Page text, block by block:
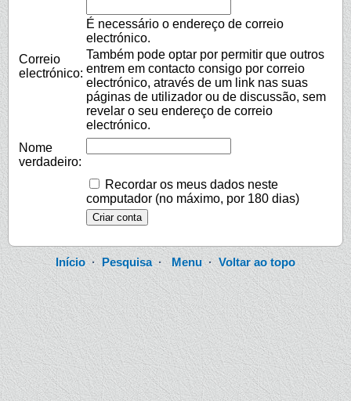
Correio
electrónico:
É necessário o endereço de correio
electrónico.
Também pode optar por permitir que outros
entrem em contacto consigo por correio
electrónico, através de um link nas suas
páginas de utilizador ou de discussão, sem
revelar o seu endereço de correio
electrónico.
Nome
verdadeiro:
Recordar os meus dados neste
computador (no máximo, por 180 dias)
Início·Pesquisa· Menu· Voltar ao topo